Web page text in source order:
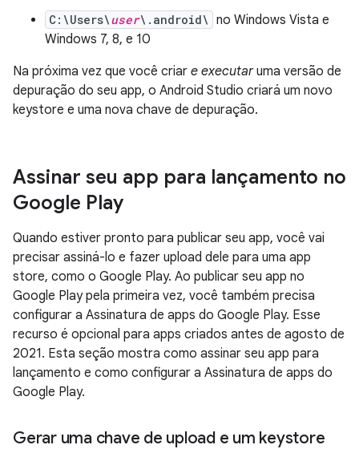
C:\Users\user\.android\ no Windows Vista e
Windows 7, 8, e 10
Na próxima vez que você criar e executaruma versão de
depuração do seu app, o Android Studio criará um novo
keystore e uma nova chave de depuração.
Assinar seu app para lançamento no
Google Play
Quando estiver pronto para publicar seu app, você vai
precisar assiná-lo e fazer upload dele para uma app
store, como o Google Play. Ao publicar seu app no
Google Play pela primeira vez, você também precisa
configurar a Assinatura de apps do Google Play. Esse
recurso é opcional para apps criados antes de agosto de
2021. Esta seção mostra como assinar seu app para
lançamento e como configurar a Assinatura de apps do
Google Play.
Gerar uma chave de upload e um keystore